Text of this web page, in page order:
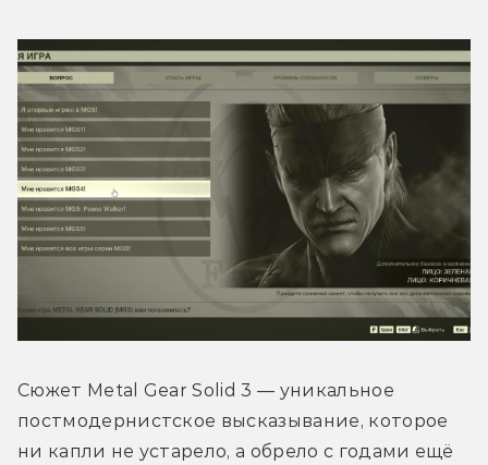
Сюжет Metal Gear Solid 3 — уникальное
постмодернистское высказывание, которое
ни капли не устарело, а обрело с годами ещё